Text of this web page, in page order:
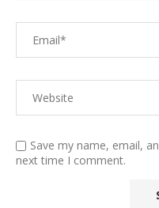
Save my name, email,
next time I comment.